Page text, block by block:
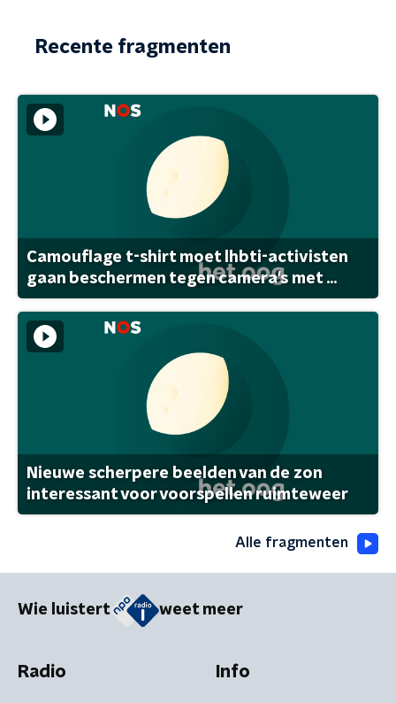
Recente fragmenten
Camouflage t-shirt moet lhbti-activisten
gaan beschermen tegen camera's met ...
Nieuwe scherpere beelden van de zon
interessant voor voorspellen ruimteweer
Alle fragmenten
Wie luistert weet meer
Radio Info